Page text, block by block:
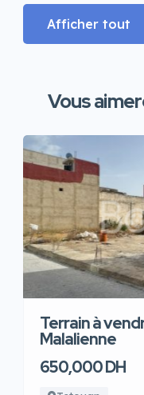
Afficher tout
Vous
Terrain à
Malalienne
650,000 DH